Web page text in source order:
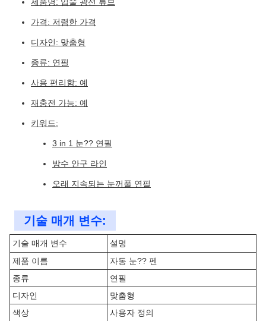
가격: 저렴한 가격
디자인: 맞춤형
종류: 연필
사용 편리함: 예
재충전 가능: 예
키워드:
3 in 1 눈?? 연필
방수 안구 라인
오래 지속되는 눈꺼풀 연필
기술 매개 변수:
기술 매개 변수
설명
제품 이름
자동 눈?? 펜
종류
연필
디자인
맞춤형
색상
사용자 정의